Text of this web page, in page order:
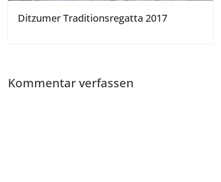
Ditzumer Traditionsregatta 2017
Kommentar verfassen